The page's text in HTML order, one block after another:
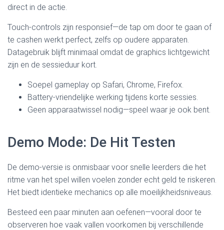
direct in de actie.
Touch-controls zijn responsief—de tap om door te gaan of
te cashen werkt perfect, zelfs op oudere apparaten.
Datagebruik blijft minimaal omdat de graphics lichtgewicht
zijn en de sessieduur kort.
Soepel gameplay op Safari, Chrome, Firefox.
Battery‑vriendelijke werking tijdens korte sessies.
Geen apparaatwissel nodig—speel waar je ook bent.
Demo Mode: De Hit Testen
De demo-versie is onmisbaar voor snelle leerders die het
ritme van het spel willen voelen zonder echt geld te riskeren.
Het biedt identieke mechanics op alle moeilijkheidsniveaus.
Besteed een paar minuten aan oefenen—vooral door te
observeren hoe vaak vallen voorkomen bij verschillende